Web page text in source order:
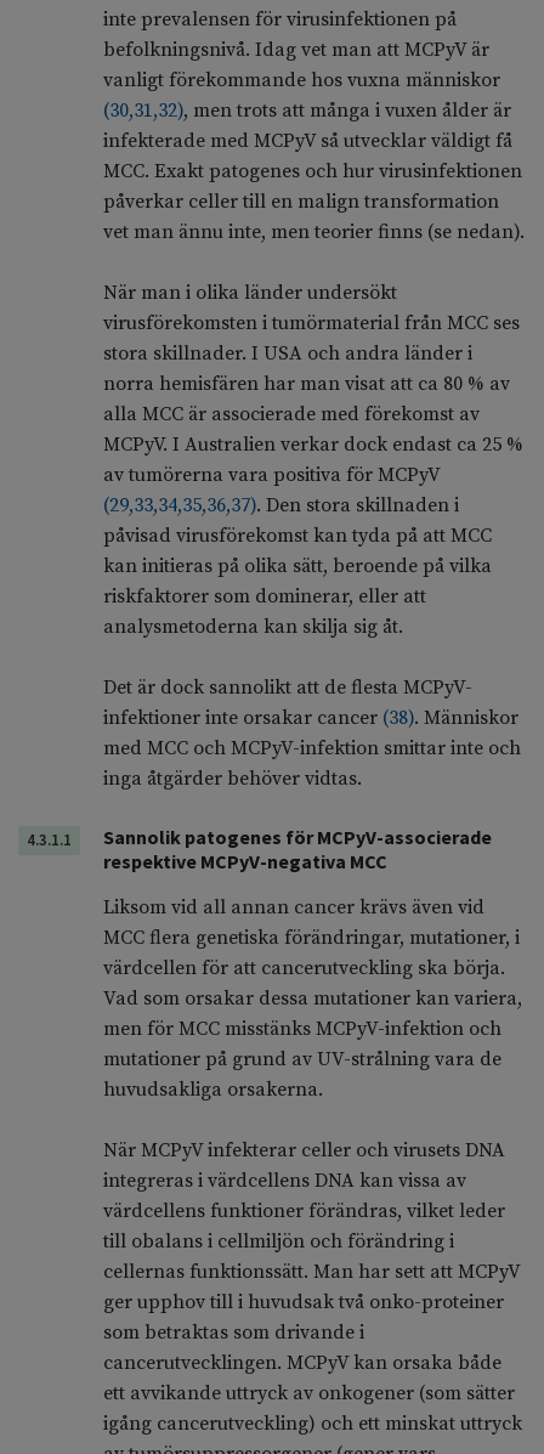
inte prevalensen för virusinfektionen på
befolkningsnivå. Idag vet man att MCPyV är
vanligt förekommande hos vuxna människor
(30,31,32), men trots att många i vuxen ålder är
infekterade med MCPyV så utvecklar väldigt få
MCC. Exakt patogenes och hur virusinfektionen
påverkar celler till en malign transformation
vet man ännu inte, men teorier finns (se nedan).
När man i olika länder undersökt
virusförekomsten i tumörmaterial från MCC ses
stora skillnader. I USA och andra länder i
norra hemisfären har man visat att ca 80 % av
alla MCC är associerade med förekomst av
MCPyV. I Australien verkar dock endast ca 25 %
av tumörerna vara positiva för MCPyV
(29,33,34,35,36,37). Den stora skillnaden i
påvisad virusförekomst kan tyda på att MCC
kan initieras på olika sätt, beroende på vilka
riskfaktorer som dominerar, eller att
analysmetoderna kan skilja sig åt.
Det är dock sannolikt att de flesta MCPyV-
infektioner inte orsakar cancer (38). Människor
med MCC och MCPyV-infektion smittar inte och
inga åtgärder behöver vidtas.
4.3.1.1
Sannolik patogenes för MCPyV-associerade
respektive MCPyV-negativa MCC
Liksom vid all annan cancer krävs även vid
MCC flera genetiska förändringar, mutationer, i
värdcellen för att cancerutveckling ska börja.
Vad som orsakar dessa mutationer kan variera,
men för MCC misstänks MCPyV-infektion och
mutationer på grund av UV-strålning vara de
huvudsakliga orsakerna.
När MCPyV infekterar celler och virusets DNA
integreras i värdcellens DNA kan vissa av
värdcellens funktioner förändras, vilket leder
till obalans i cellmiljön och förändring i
cellernas funktionssätt. Man har sett att MCPyV
ger upphov till i huvudsak två onko-proteiner
som betraktas som drivande i
cancerutvecklingen. MCPyV kan orsaka både
ett avvikande uttryck av onkogener (som sätter
igång cancerutveckling) och ett minskat uttryck